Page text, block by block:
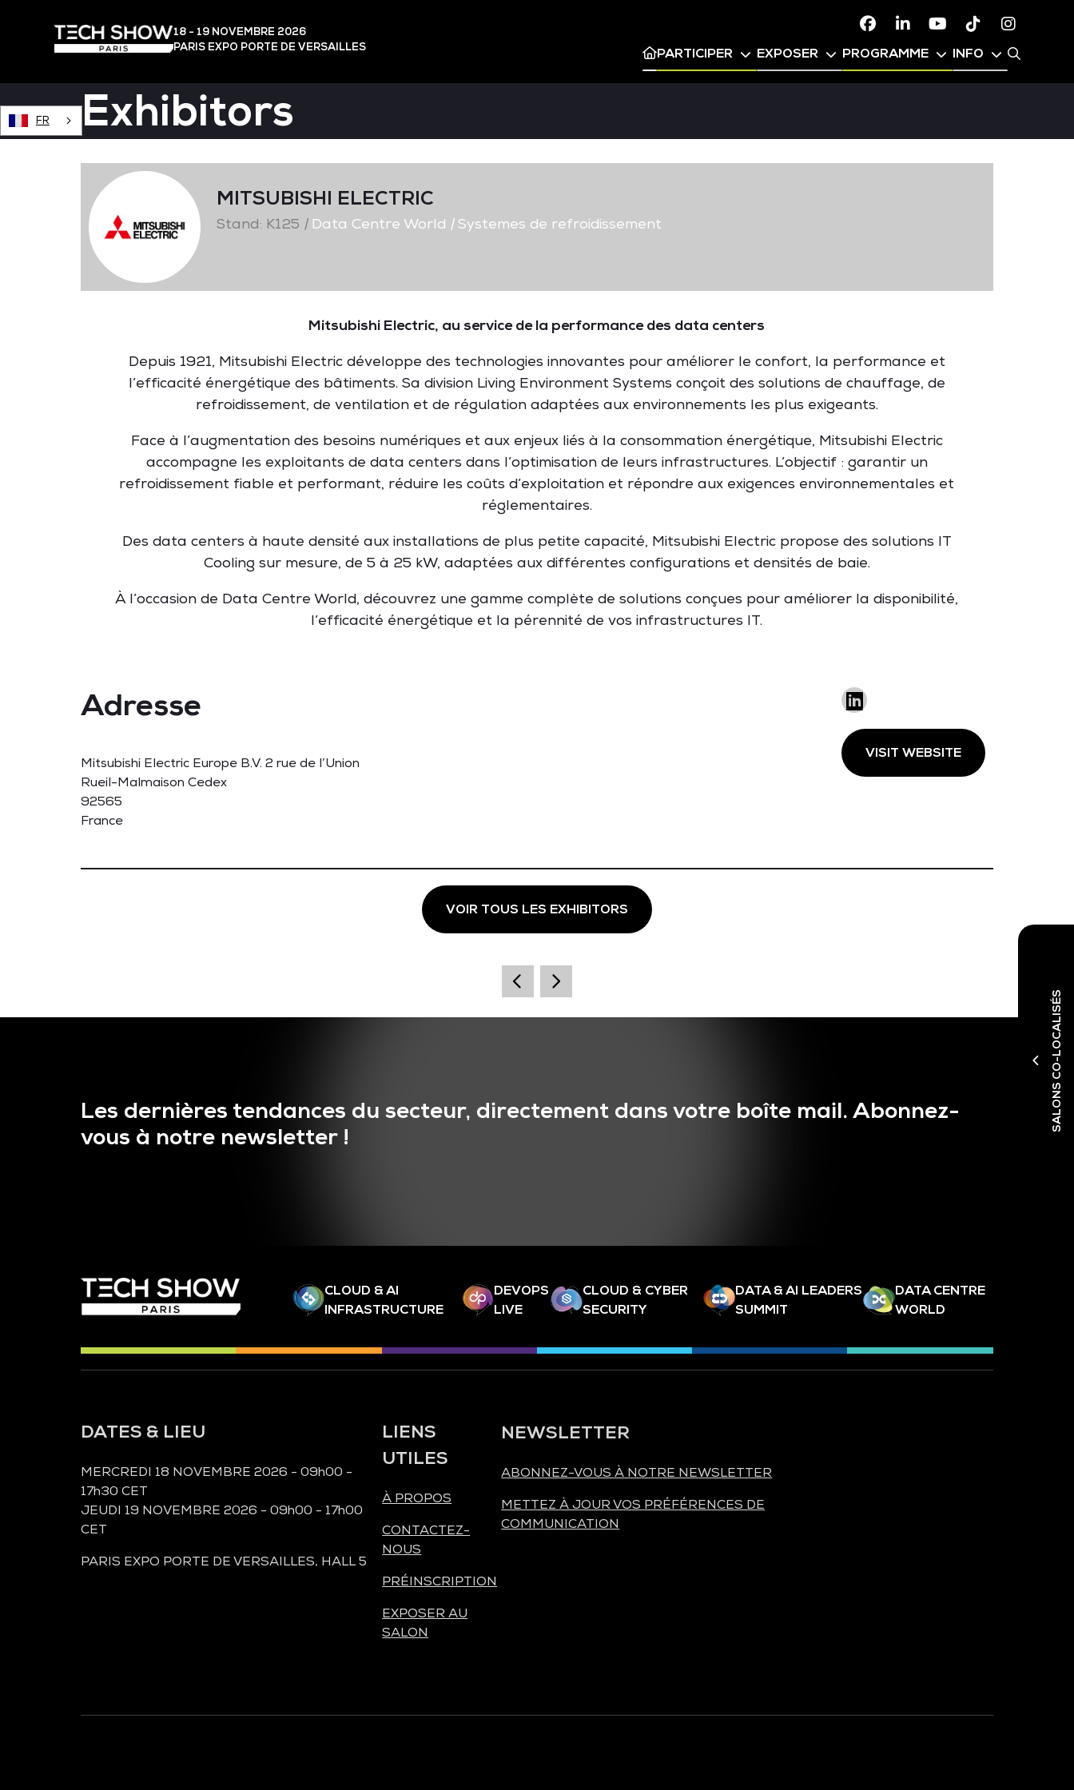
18 - 19 NOVEMBRE 2026
PARIS EXPO PORTE DE VERSAILLES
FacebookLinkedinYoutubeTikTok
PARTICIPER EXPOSER PROGRAMME INFO
FR
SALONS CO-LOCALISÉS
Exhibitors
MITSUBISHI ELECTRIC
Stand: K125 |Data Centre World |Systemes de refroidissement
Mitsubishi Electric, au service de la performance des data centers
Depuis 1921, Mitsubishi Electric développe des technologies innovantes pour améliorer le confort, la performance et
l’efficacité énergétique des bâtiments. Sa division Living Environment Systems conçoit des solutions de chauffage, de
refroidissement, de ventilation et de régulation adaptées aux environnements les plus exigeants.
Face à l’augmentation des besoins numériques et aux enjeux liés à la consommation énergétique, Mitsubishi Electric
accompagne les exploitants de data centers dans l’optimisation de leurs infrastructures. L’objectif : garantir un
refroidissement fiable et performant, réduire les coûts d’exploitation et répondre aux exigences environnementales et
réglementaires.
Des data centers à haute densité aux installations de plus petite capacité, Mitsubishi Electric propose des solutions IT
Cooling sur mesure, de 5 à 25 kW, adaptées aux différentes configurations et densités de baie.
À l’occasion de Data Centre World, découvrez une gamme complète de solutions conçues pour améliorer la disponibilité,
l’efficacité énergétique et la pérennité de vos infrastructures IT.
Adresse
Mitsubishi Electric Europe B.V. 2 rue de l’Union
Rueil-Malmaison Cedex
92565
France
VISIT WEBSITE
VOIR TOUS LES EXHIBITORS
Les dernières tendances du secteur, directement dans votre boîte mail. Abonnez-
vous à notre newsletter !
CLOUD & AI
INFRASTRUCTURE
DEVOPS
LIVE
CLOUD & CYBER
SECURITY
DATA & AI LEADERS
SUMMIT
DATA CENTRE
WORLD
DATES & LIEU
MERCREDI 18 NOVEMBRE 2026 - 09h00 -
17h30 CET
JEUDI 19 NOVEMBRE 2026 - 09h00 - 17h00
CET
PARIS EXPO PORTE DE VERSAILLES, HALL 5
LIENS
UTILES
À PROPOS
CONTACTEZ-
NOUS
PRÉINSCRIPTION
EXPOSER AU
SALON
NEWSLETTER
ABONNEZ-VOUS À NOTRE NEWSLETTER
METTEZ À JOUR VOS PRÉFÉRENCES DE
COMMUNICATION